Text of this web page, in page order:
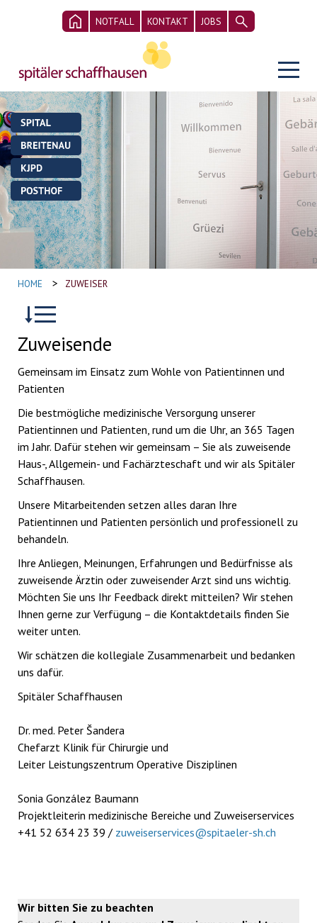
NOTFALL KONTAKT JOBS
HOME > ZUWEISER
Zuweisende
Gemeinsam im Einsatz zum Wohle von Patientinnen und
Patienten
Die bestmögliche medizinische Versorgung unserer
Patientinnen und Patienten, rund um die Uhr, an 365 Tagen
im Jahr. Dafür stehen wir gemeinsam – Sie als zuweisende
Haus-, Allgemein- und Fachärzteschaft und wir als Spitäler
Schaffhausen.
Unsere Mitarbeitenden setzen alles daran Ihre
Patientinnen und Patienten persönlich und professionell zu
behandeln.
Ihre Anliegen, Meinungen, Erfahrungen und Bedürfnisse als
zuweisende Ärztin oder zuweisender Arzt sind uns wichtig.
Möchten Sie uns Ihr Feedback direkt mitteilen? Wir stehen
Ihnen gerne zur Verfügung – die Kontaktdetails finden Sie
weiter unten.
Wir schätzen die kollegiale Zusammenarbeit und bedanken
uns dafür.
Spitäler Schaffhausen
Dr. med. Peter Šandera
Chefarzt Klinik für Chirurgie und
Leiter Leistungszentrum Operative Disziplinen
Sonia González Baumann
Projektleiterin medizinische Bereiche und Zuweiserservices
+41 52 634 23 39 / zuweiserservices@spitaeler-sh.ch
Wir bitten Sie zu beachten